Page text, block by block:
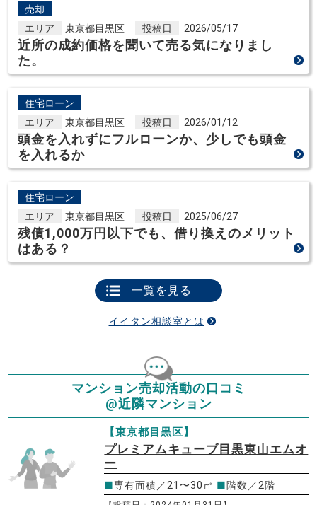
売却
エリア
東京都目黒区 投稿日 2026/05/17
近所の成約価格を聞いて売る気になりまし
た。
住宅ローン
エリア
東京都目黒区 投稿日 2026/01/12
頭金を入れずにフルローンか、少しでも頭金
を入れるか
住宅ローン
エリア
東京都目黒区 投稿日 2025/06/27
残債1,000万円以下でも、借り換えのメリット
はある？
一覧を見る
イイタン相談室とは
マンション売却活動の口コミ
@近隣マンション
【東京都目黒区】
プレミアムキューブ目黒東山エムオ
ー
■専有面積／21〜30㎡ ■階数／2階